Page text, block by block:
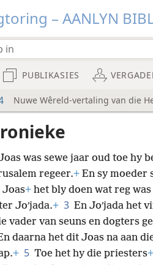
– AANLYN
PUBLIKASIES
Nuwe Wêreld-vertaling van die
was sewe jaar oud toe hy
regeer.+ En sy moeder
Joas+ het bly doen wat reg
Joʹjada.+ 3 En Joʹjada het
vader van seuns en dogters
daarna het dit Joas na aan
+ 5 Toe het hy die priesters+